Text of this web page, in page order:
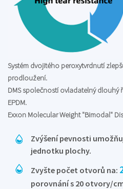
Systém dvojitého peroxytvrdnutí
prodloužení.
DMS společností ovladatelný dlouhý
EPDM.
Exxon Molecular Weight "Bimodal"
Zvýšení pevnosti
jednotku plochy.
Zvyšte počet otvorů na:
porovnání s 20 otvory/